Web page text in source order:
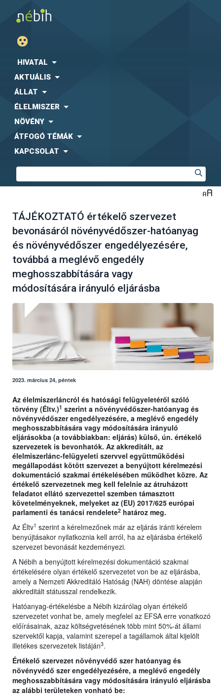
HIVATAL
AKTUÁLIS
ÁLLAT
ÉLELMISZER
NÖVÉNY
ÁTFOGÓ TÉMÁK
KAPCSOLAT
TÁJÉKOZTATÓ értékelő szervezet
bevonásáról növényvédőszer-hatóanyag
és növényvédőszer engedélyezésére,
továbbá a meglévő engedély
meghosszabbítására vagy
módosítására irányuló eljárásba
2023. március 24, péntek
Az élelmiszerláncról és hatósági felügyeletéről szóló
törvény (Éltv.)1 szerint a növényvédőszer-hatóanyag és
növényvédőszer engedélyezésére, a meglévő engedély
meghosszabbítására vagy módosítására irányuló
eljárásokba (a továbbiakban: eljárás) külső, ún. értékelő
szervezetek is bevonhatók. Az akkreditált, az
élelmiszerlánc-felügyeleti szervvel együttműködési
megállapodást kötött szervezet a benyújtott kérelmezési
dokumentáció szakmai értékelésében működhet közre. Az
értékelő szervezetnek meg kell felelnie az átruházott
feladatot ellátó szervezettel szemben támasztott
követelményeknek, melyeket az (EU) 2017/625 európai
parlamenti és tanácsi rendelete2 határoz meg.
Az Éltv1 szerint a kérelmezőnek már az eljárás iránti kérelem
benyújtásakor nyilatkoznia kell arról, ha az eljárásba értékelő
szervezet bevonását kezdeményezi.
A Nébih a benyújtott kérelmezési dokumentáció szakmai
értékelésére olyan értékelő szervezetet von be az eljárásba,
amely a Nemzeti Akkreditáló Hatóság (NAH) döntése alapján
akkreditált státusszal rendelkezik.
Hatóanyag-értékelésbe a Nébih kizárólag olyan értékelő
szervezetet vonhat be, amely megfelel az EFSA erre vonatkozó
előírásainak, azaz költségvetésének több mint 50%-át állami
szervektől kapja, valamint szerepel a tagállamok által kijelölt
illetékes szervezetek listáján3.
Értékelő szervezet növényvédő szer hatóanyag és
növényvédő szer engedélyezésére, a meglévő engedély
meghosszabbítására vagy módosítására irányuló eljárásba
az alábbi területeken vonható be: